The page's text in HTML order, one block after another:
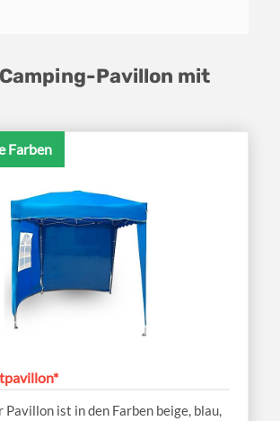
Pavillon mit
Farben
Pavillon ist in den Farben beige, blau,